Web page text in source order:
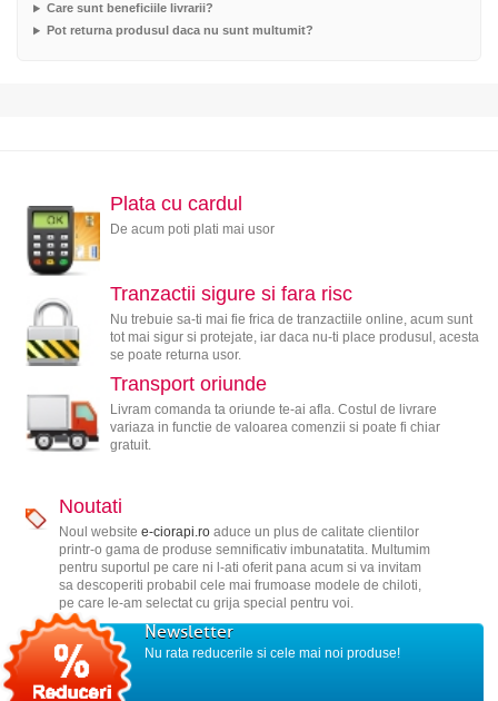
Care sunt beneficiile livrarii?
Pot returna produsul daca nu sunt multumit?
Plata cu cardul
De acum poti plati mai usor
Tranzactii sigure si fara risc
Nu trebuie sa-ti mai fie frica de tranzactiile online, acum sunt
tot mai sigur si protejate, iar daca nu-ti place produsul, acesta
se poate returna usor.
Transport oriunde
Livram comanda ta oriunde te-ai afla. Costul de livrare
variaza in functie de valoarea comenzii si poate fi chiar
gratuit.
Noutati
Noul website e-ciorapi.roaduce un plus de calitate clientilor
printr-o gama de produse semnificativ imbunatatita. Multumim
pentru suportul pe care ni l-ati oferit pana acum si va invitam
sa descoperiti probabil cele mai frumoase modele de chiloti,
pe care le-am selectat cu grija special pentru voi.
Newsletter
Nu rata reducerile si cele mai noi produse!